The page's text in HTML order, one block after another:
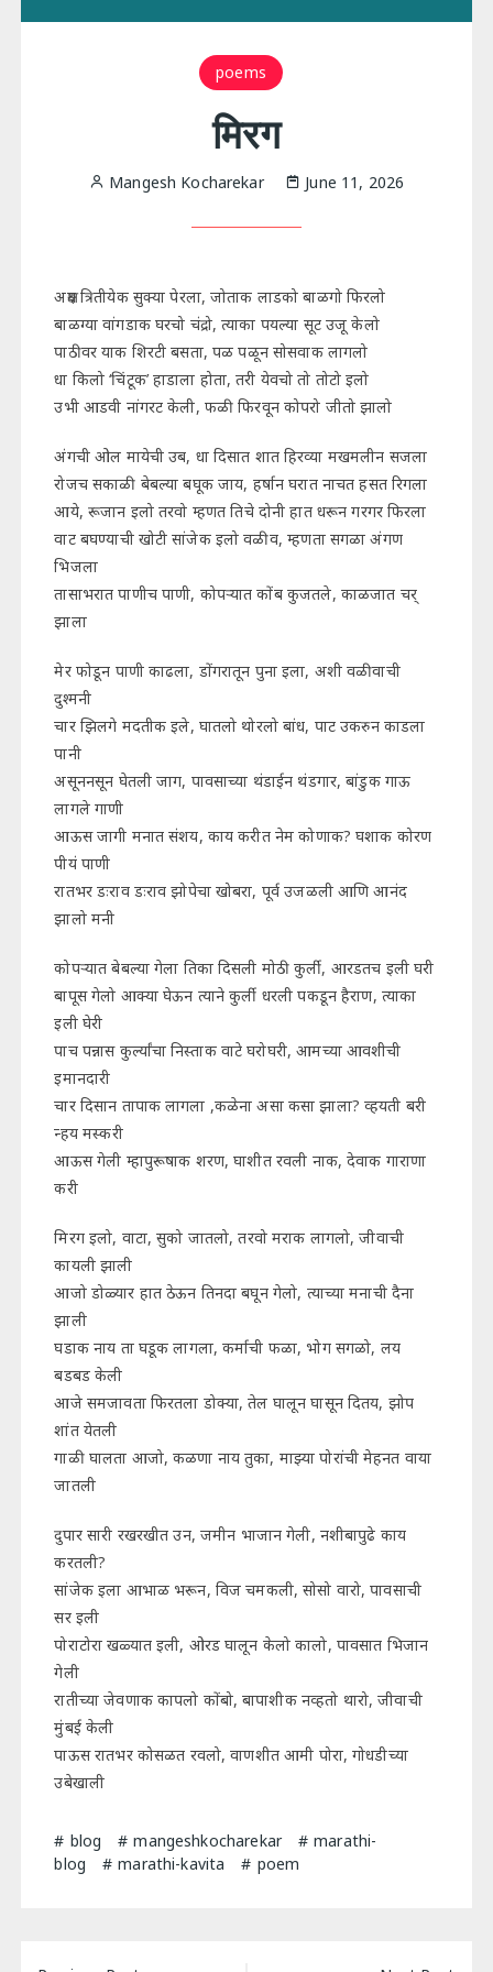
poems
मिरग
Mangesh Kocharekar June 11, 2026
अक्षय त्रितीयेक सुक्या पेरला, जोताक लाडको बाळगो फिरलो
बाळग्या वांगडाक घरचो चंद्रो, त्याका पयल्या सूट उजू केलो
पाठीवर याक शिरटी बसता, पळ पळून सोसवाक लागलो
धा किलो ‘चिंटूक’ हाडाला होता, तरी येवचो तो तोटो इलो
उभी आडवी नांगरट केली, फळी फिरवून कोपरो जीतो झालो
अंगची ओल मायेची उब, धा दिसात शात हिरव्या मखमलीन सजला
रोजच सकाळी बेबल्या बघूक जाय, हर्षान घरात नाचत हसत रिगला
आये, रूजान इलो तरवो म्हणत तिचे दोनी हात धरून गरगर फिरला
वाट बघण्याची खोटी सांजेक इलो वळीव, म्हणता सगळा अंगण
भिजला
तासाभरात पाणीच पाणी, कोपऱ्यात कोंब कुजतले, काळजात चर्
झाला
मेर फोडून पाणी काढला, डोंगरातून पुना इला, अशी वळीवाची
दुश्मनी
चार झिलगे मदतीक इले, घातलो थोरलो बांध, पाट उकरुन काडला
पानी
असूननसून घेतली जाग, पावसाच्या थंडाईन थंडगार, बांडुक गाऊ
लागले गाणी
आऊस जागी मनात संशय, काय करीत नेम कोणाक? घशाक कोरण
पीयं पाणी
रातभर डःराव डःराव झोपेचा खोबरा, पूर्व उजळली आणि आनंद
झालो मनी
कोपऱ्यात बेबल्या गेला तिका दिसली मोठी कुर्ली, आरडतच इली घरी
बापूस गेलो आक्या घेऊन त्याने कुर्ली धरली पकडून हैराण, त्याका
इली घेरी
पाच पन्नास कुर्ल्यांचा निस्ताक वाटे घरोघरी, आमच्या आवशीची
इमानदारी
चार दिसान तापाक लागला ,कळेना असा कसा झाला? व्हयती बरी
न्हय मस्करी
आऊस गेली म्हापुरूषाक शरण, घाशीत रवली नाक, देवाक गाराणा
करी
मिरग इलो, वाटा, सुको जातलो, तरवो मराक लागलो, जीवाची
कायली झाली
आजो डोळ्यार हात ठेऊन तिनदा बघून गेलो, त्याच्या मनाची दैना
झाली
घडाक नाय ता घडूक लागला, कर्माची फळा, भोग सगळो, लय
बडबड केली
आजे समजावता फिरतला डोक्या, तेल घालून घासून दितय, झोप
शांत येतली
गाळी घालता आजो, कळणा नाय तुका, माझ्या पोरांची मेहनत वाया
जातली
दुपार सारी रखरखीत उन, जमीन भाजान गेली, नशीबापुढे काय
करतली?
सांजेक इला आभाळ भरून, विज चमकली, सोसो वारो, पावसाची
सर इली
पोराटोरा खळ्यात इली, ओरड घालून केलो कालो, पावसात भिजान
गेली
रातीच्या जेवणाक कापलो कोंबो, बापाशीक नव्हतो थारो, जीवाची
मुंबई केली
पाऊस रातभर कोसळत रवलो, वाणशीत आमी पोरा, गोधडीच्या
उबेखाली
blog mangeshkocharekar
marathi-
blog
marathi-kavita poem